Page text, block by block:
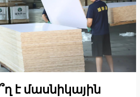
է մասնիկային